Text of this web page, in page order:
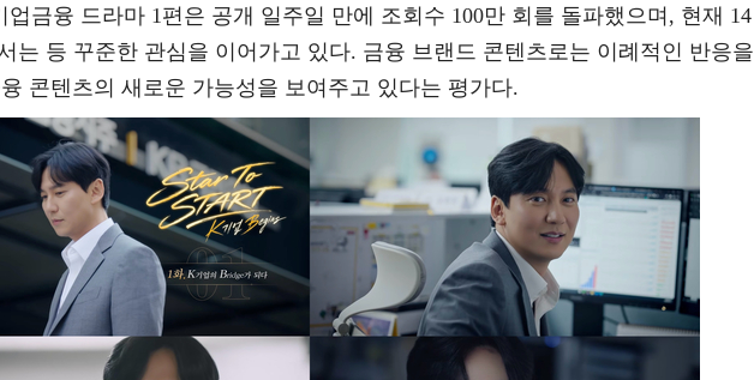
업금융 드라마 1편은 공개 일주일 만에 조회수 100만 회를 돌파했으며, 현재 14
는 등 꾸준한 관심을 이어가고 있다. 금융 브랜드 콘텐츠로는 이례적인 반응을
콘텐츠의 새로운 가능성을 보여주고 있다는 평가다.